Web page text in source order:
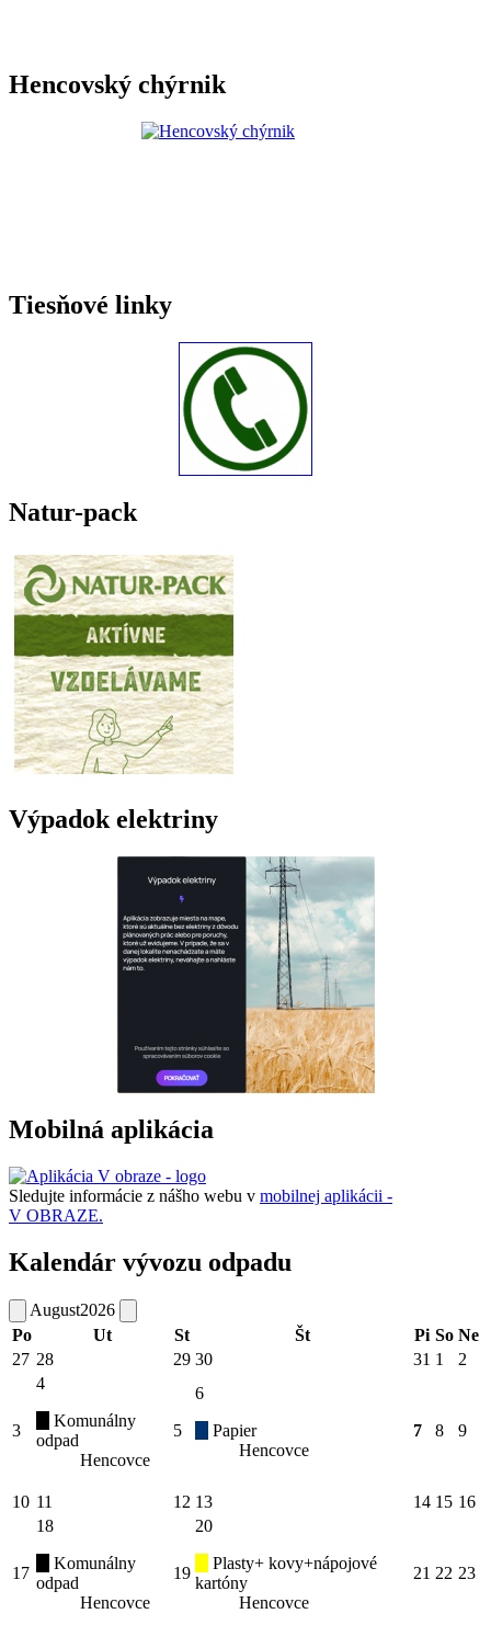
Hencovský chýrnik
Tiesňové linky
Natur-pack
Výpadok elektriny
Mobilná aplikácia
Sledujte informácie z nášho webu v mobilnej aplikácii -
V OBRAZE.
Kalendár vývozu odpadu
August2026
Po
Ut St Št Pi So Ne
27 28 29 30 31 1 2
3
4
Komunálny
odpad
Hencovce
5
6
Papier
Hencovce
7 8 9
10 11 12 13 14 15 16
17
18
Komunálny
odpad
Hencovce
19
20
Plasty+ kovy+nápojové
kartóny
Hencovce
21 22 23